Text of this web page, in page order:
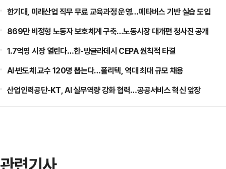
한기대, 미래산업 직무 무료 교육과정 운영…메타버스 기반 실습 도입
869만 비정형 노동자 보호체계 구축…노동시장 대개편 청사진 공개
1.7억명 시장 열린다…한-방글라데시 CEPA 원칙적 타결
AI·반도체 교수 120명 뽑는다…폴리텍, 역대 최대 규모 채용
산업인력공단-KT, AI 실무역량 강화 협력…공공서비스 혁신 앞장